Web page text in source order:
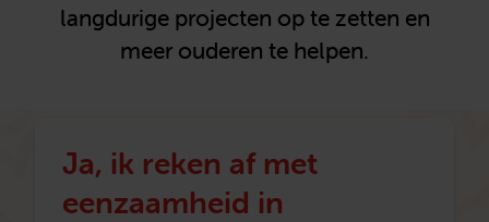
langdurige projecten op te zetten en
meer ouderen te helpen.
Ja, ik reken af met
eenzaamheid in